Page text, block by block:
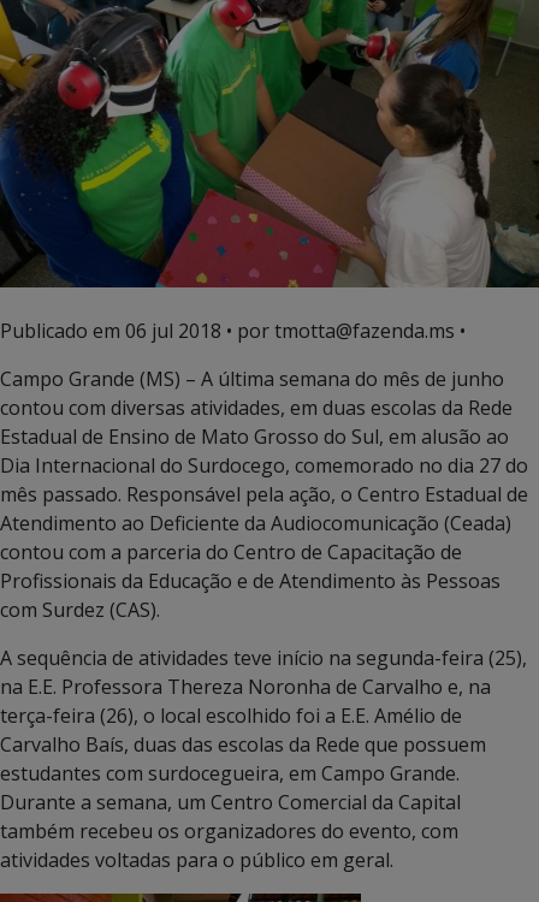
Publicado em 06 jul 2018 • por tmotta@fazenda.ms •
Campo Grande (MS) – A última semana do mês de junho
contou com diversas atividades, em duas escolas da Rede
Estadual de Ensino de Mato Grosso do Sul, em alusão ao
Dia Internacional do Surdocego, comemorado no dia 27 do
mês passado. Responsável pela ação, o Centro Estadual de
Atendimento ao Deficiente da Audiocomunicação (Ceada)
contou com a parceria do Centro de Capacitação de
Profissionais da Educação e de Atendimento às Pessoas
com Surdez (CAS).
A sequência de atividades teve início na segunda-feira (25),
na E.E. Professora Thereza Noronha de Carvalho e, na
terça-feira (26), o local escolhido foi a E.E. Amélio de
Carvalho Baís, duas das escolas da Rede que possuem
estudantes com surdocegueira, em Campo Grande.
Durante a semana, um Centro Comercial da Capital
também recebeu os organizadores do evento, com
atividades voltadas para o público em geral.